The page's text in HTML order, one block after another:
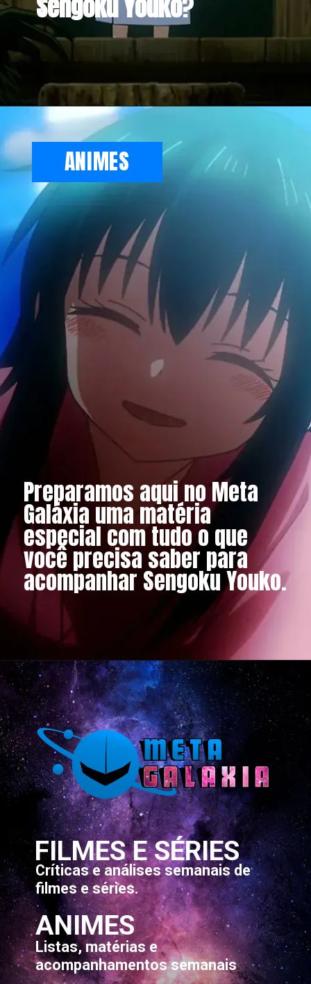
Opening
Preparamos aqui no Meta
Galáxia uma matéria
especial com tudo o que
você precisa saber para
acompanhar Sengoku Youko.
ANIMES
Opening https://metagalaxia.com.br/anime-e-manga/quando-e-onde-assistir-ao-episodio-16-de-sengoku-youko/
FILMES E SÉRIES
Críticas e análises semanais de
filmes e séries.
ANIMES
Listas, matérias e
acompanhamentos semanais